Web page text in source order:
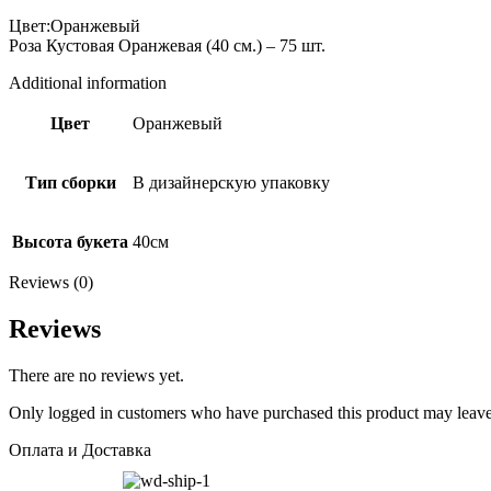
Цвет:Оранжевый
Роза Кустовая Оранжевая (40 см.) – 75 шт.
Additional information
Цвет Оранжевый
Тип сборки В дизайнерскую упаковку
Высота букета 40см
Reviews (0)
Reviews
There are no reviews yet.
Only logged in customers who have purchased this product may
Оплата и Доставка